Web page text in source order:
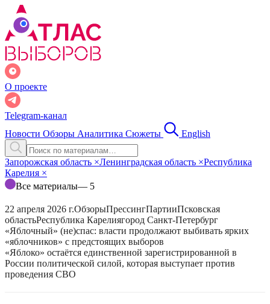
О проекте
Telegram-канал
Новости Обзоры Аналитика Сюжеты English
Запорожская область ×Ленинградская область ×Республика
Карелия ×
Все материалы— 5
22 апреля 2026 г.ОбзорыПрессингПартииПсковская
областьРеспублика Карелиягород Санкт-Петербург
«Яблочный» (не)спас: власти продолжают выбивать ярких
«яблочников» с предстоящих выборов
«Яблоко» остаётся единственной зарегистрированной в
России политической силой, которая выступает против
проведения СВО